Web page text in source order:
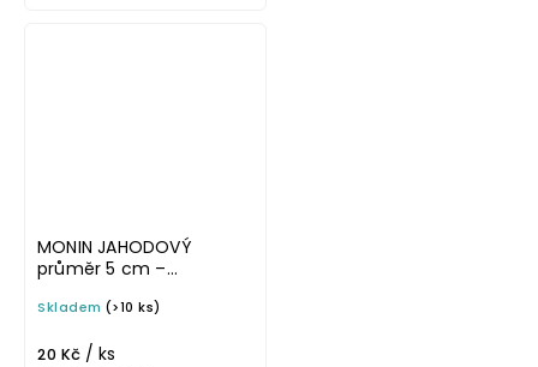
MONIN JAHODOVÝ
průměr 5 cm –
písmu, omyvatelná
potravinové láhve
Skladem (>10 ks)
20 Kč / ks